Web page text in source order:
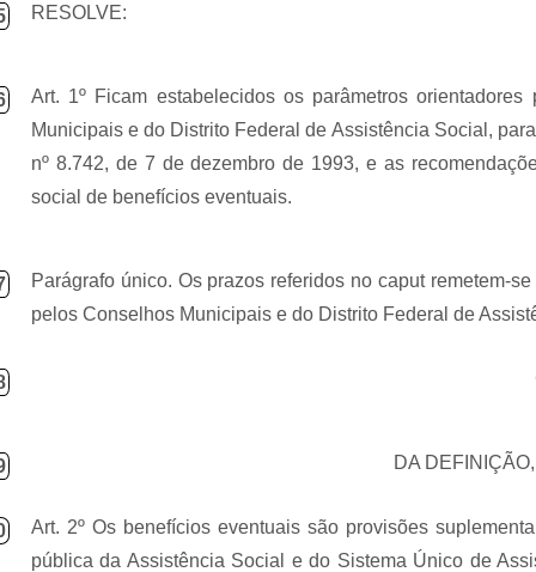
RESOLVE:
Art. 1º Ficam estabelecidos os parâmetros
Municipais e do Distrito Federal de Assistência Social,
nº 8.742, de 7 de dezembro de 1993, e as
social de benefícios eventuais.
Parágrafo único. Os prazos referidos no caput remetem-
pelos Conselhos Municipais e do Distrito Federal de
DA
Art. 2º Os benefícios eventuais são provisões
pública da Assistência Social edo Sistema Único de